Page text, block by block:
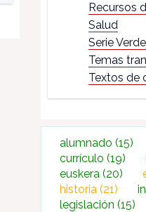
Recursos
Salud
Serie Verde
Temas
Textos de
alumnado(15)
currículo(19)
euskera(20)
historia(21)
legislación(15)